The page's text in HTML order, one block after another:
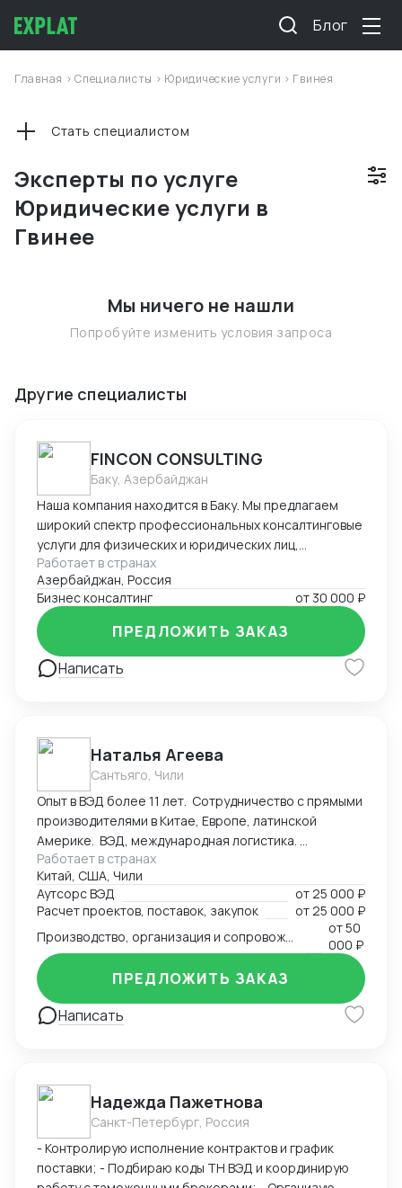
Блог
Главная >Специалисты > Юридические услуги > Гвинея
Эксперты по услуге
Юридические услуги в
Гвинее
Стать специалистом
Мы ничего не нашли
Попробуйте изменить условия запроса
Другие специалисты
FINCON CONSULTING
Баку, Азербайджан
Наша компания находится в Баку. Мы предлагаем
широкий спектр профессиональных консалтинговые
услуги для физических и юридических лиц,
предпринимателей и бизнесменов на территории
Азербайджана. Портфель наших заказчиков и
клиентов в основном из стран СНГ. В список
стандартных услуг входит: - регистрация компании
на территории Азербайджана, включая открытие
счетов в банках - Полное сопровождение компании -
Помощь в подготовке и подаче документов при
Бухгалтерское сопровождение (1С) - Ведение ВЭД
(договора, инвойсы, акты). - Помощь в проведении и
составлении документов при посреднических
сделках. - Получение справок, лицензий и
сертификатов - Бизнес консалтинг
Работает в странах
Азербайджан, Россия
Бизнес консалтинг
от 30 000 ₽
Написать
ПРЕДЛОЖИТЬ ЗАКАЗ
Наталья Агеева
Сантьяго, Чили
Опыт в ВЭД более 11 лет. Сотрудничество с прямыми
производителями в Китае, Европе, латинской
Америке. ВЭД, международная логистика.
Консалтинг. Закупки: оборудование, текстиль,
товары народного потребления. Собственная база
производств, логистика и платежи.
Работает в странах
Китай, США, Чили
Аутсорс ВЭД
от25 000 ₽
Расчет проектов, поставок, закупок
от25 000 ₽
от50
000 ₽
Написать
ПРЕДЛОЖИТЬ ЗАКАЗ
Надежда Пажетнова
Санкт-Петербург, Россия
- Контролирую исполнение контрактов и график
поставки; - Подбираю коды ТН ВЭД и координирую